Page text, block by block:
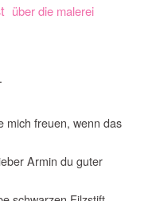
über die malerei
mich freuen, wenn das
Armin du guter